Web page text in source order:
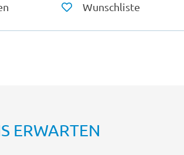
Wunschliste
ERWARTEN